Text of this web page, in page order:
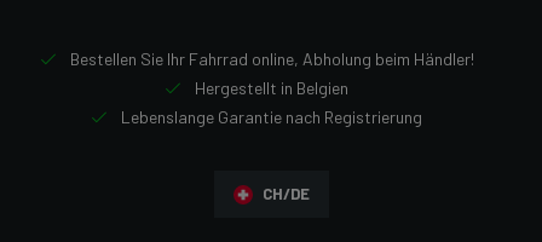
Bestellen Sie Ihr Fahrrad online, Abholung beim Händler!
Hergestellt in Belgien
Lebenslange Garantie nach Registrierung
CH/DE